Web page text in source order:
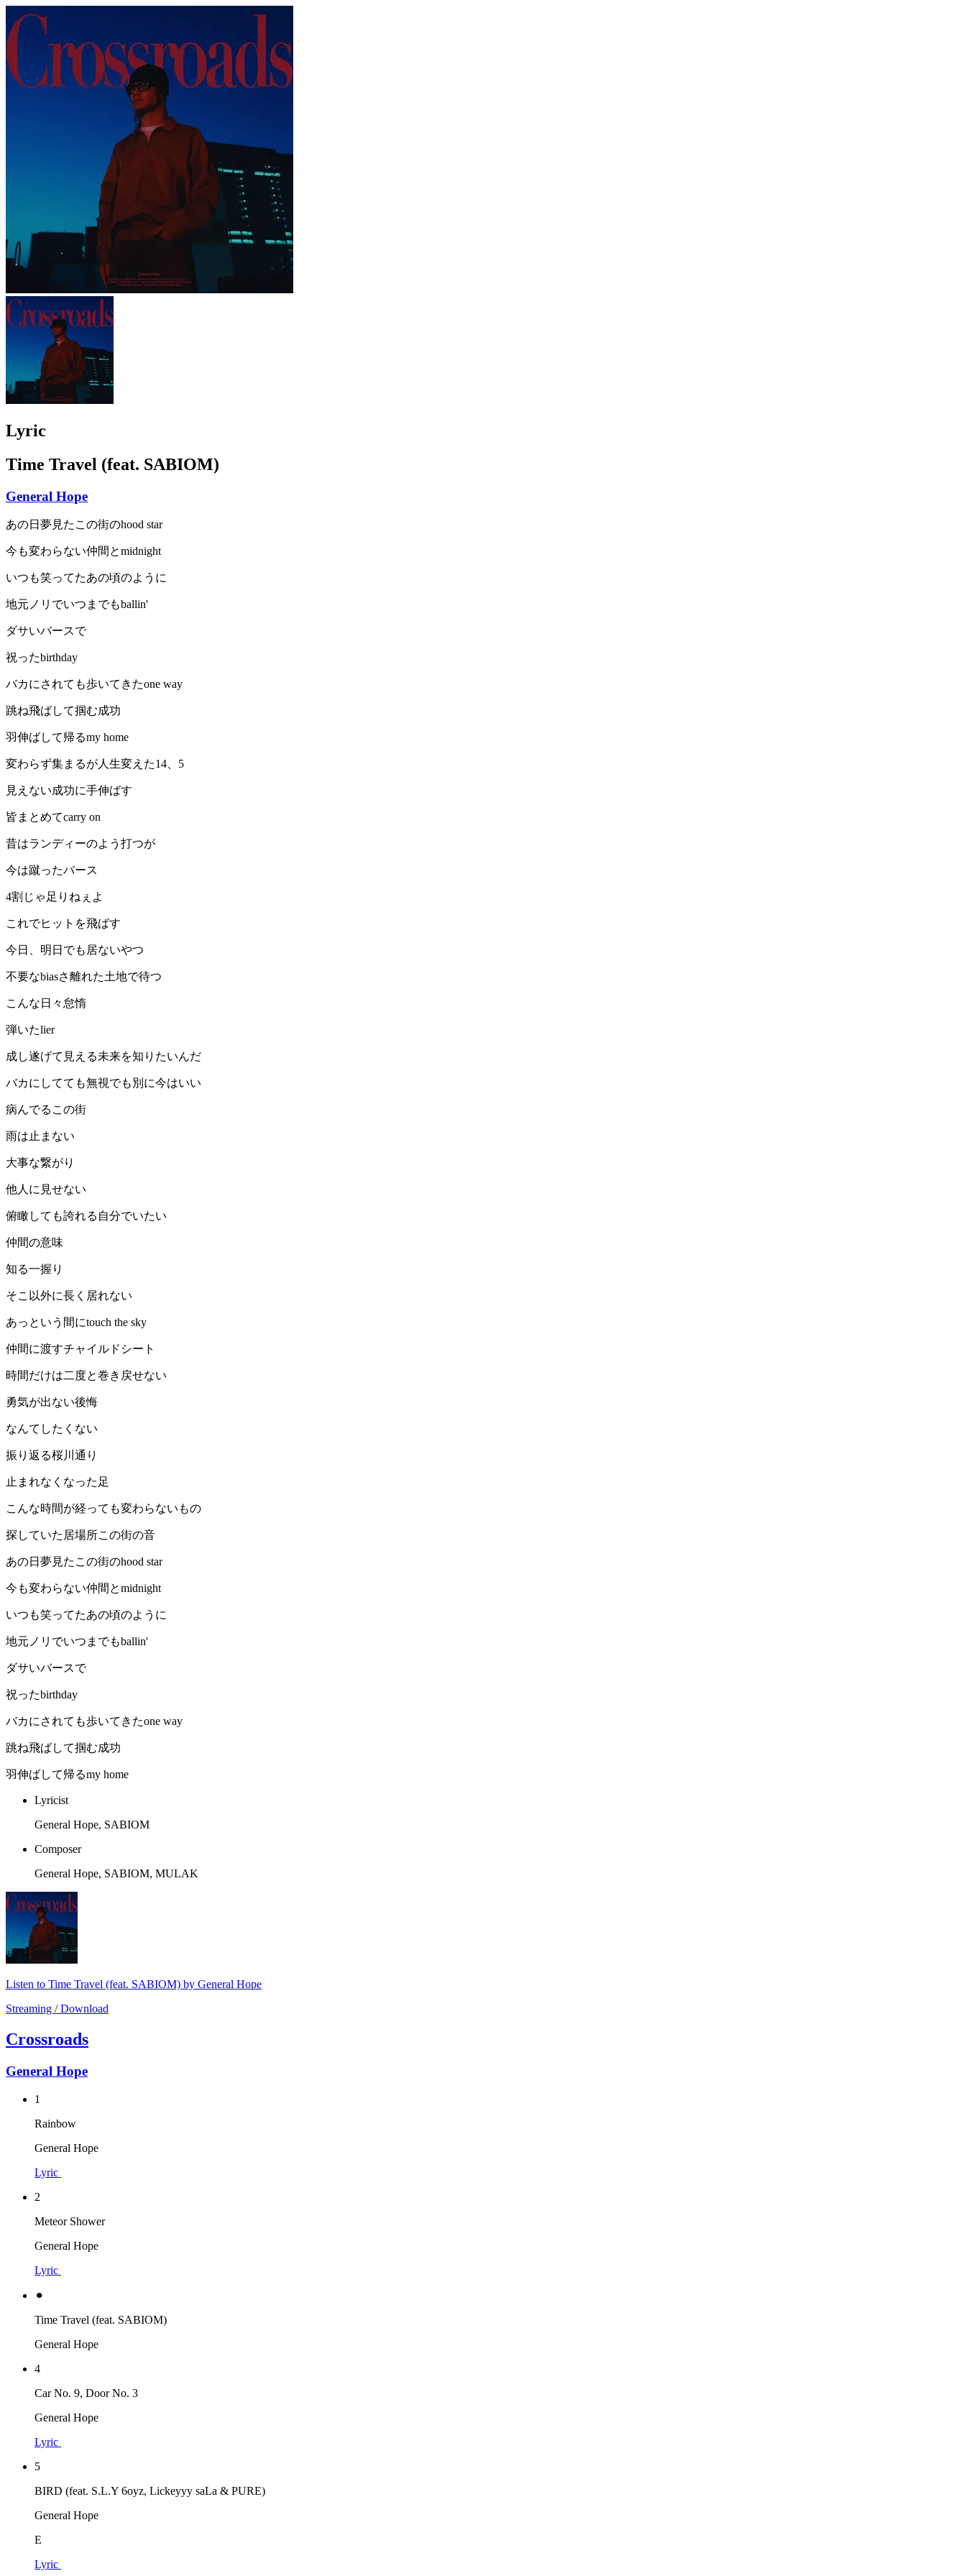
Lyric
Time Travel (feat. SABIOM)
General Hope
あの日夢見たこの街のhood star
今も変わらない仲間とmidnight
いつも笑ってたあの頃のように
地元ノリでいつまでもballin'
ダサいバースで
祝ったbirthday
バカにされても歩いてきたone way
跳ね飛ばして掴む成功
羽伸ばして帰るmy home
変わらず集まるが人生変えた14、5
見えない成功に手伸ばす
皆まとめてcarry on
昔はランディーのよう打つが
今は蹴ったバース
4割じゃ足りねぇよ
これでヒットを飛ばす
今日、明日でも居ないやつ
不要なbiasさ離れた土地で待つ
こんな日々怠惰
弾いたlier
成し遂げて見える未来を知りたいんだ
バカにしてても無視でも別に今はいい
病んでるこの街
雨は止まない
大事な繋がり
他人に見せない
俯瞰しても誇れる自分でいたい
仲間の意味
知る一握り
そこ以外に長く居れない
あっという間にtouch the sky
仲間に渡すチャイルドシート
時間だけは二度と巻き戻せない
勇気が出ない後悔
なんてしたくない
振り返る桜川通り
止まれなくなった足
こんな時間が経っても変わらないもの
探していた居場所この街の音
あの日夢見たこの街のhood star
今も変わらない仲間とmidnight
いつも笑ってたあの頃のように
地元ノリでいつまでもballin'
ダサいバースで
祝ったbirthday
バカにされても歩いてきたone way
跳ね飛ばして掴む成功
羽伸ばして帰るmy home
Lyricist
General Hope, SABIOM
Composer
General Hope, SABIOM, MULAK
Listen to Time Travel (feat. SABIOM) by General Hope
Streaming / Download
Crossroads
General Hope
1
Rainbow
General Hope
Lyric
2
Meteor Shower
General Hope
Lyric
⚫︎
Time Travel (feat. SABIOM)
General Hope
4
Car No. 9, Door No. 3
General Hope
Lyric
5
BIRD (feat. S.L.Y 6oyz, Lickeyyy saLa & PURE)
General Hope
E
Lyric